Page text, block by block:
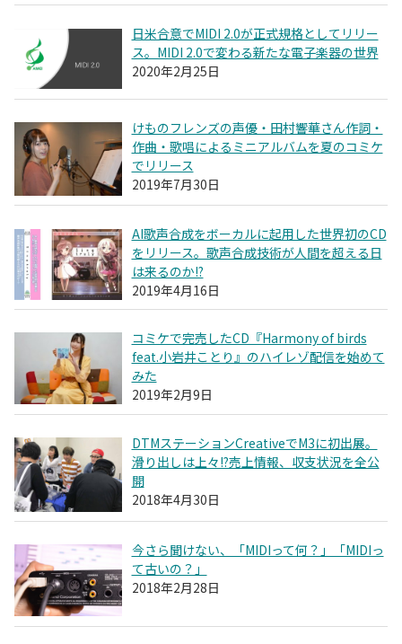
日米合意でMIDI 2.0が正式規格としてリリー
ス。MIDI 2.0で変わる新たな電子楽器の世界
2020年2月25日
けものフレンズの声優・田村響華さん作詞・
作曲・歌唱によるミニアルバムを夏のコミケ
でリリース
2019年7月30日
AI歌声合成をボーカルに起用した世界初のCD
をリリース。歌声合成技術が人間を超える日
は来るのか!?
2019年4月16日
コミケで完売したCD『Harmony of birds
feat.小岩井ことり』のハイレゾ配信を始めて
みた
2019年2月9日
DTMステーションCreativeでM3に初出展。
滑り出しは上々!?売上情報、収支状況を全公
開
2018年4月30日
今さら聞けない、「MIDIって何？」「MIDIっ
て古いの？」
2018年2月28日